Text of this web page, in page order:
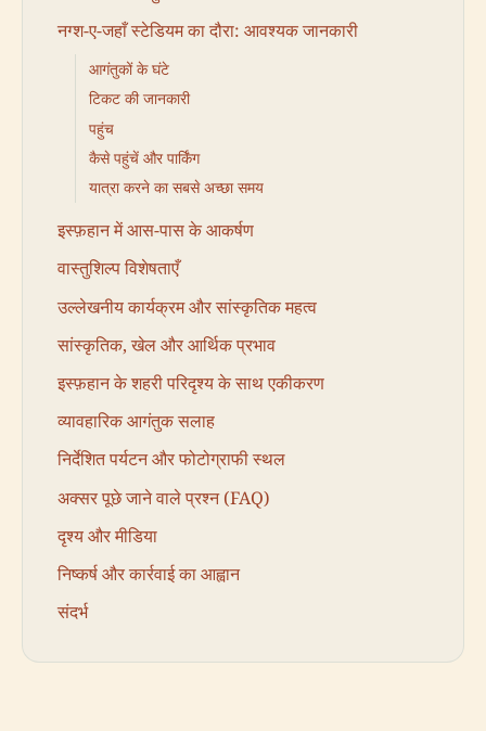
नग्श-ए-जहाँ स्टेडियम का दौरा: आवश्यक जानकारी
आगंतुकों के घंटे
टिकट की जानकारी
पहुंच
कैसे पहुंचें और पार्किंग
यात्रा करने का सबसे अच्छा समय
इस्फ़हान में आस-पास के आकर्षण
वास्तुशिल्प विशेषताएँ
उल्लेखनीय कार्यक्रम और सांस्कृतिक महत्व
सांस्कृतिक, खेल और आर्थिक प्रभाव
इस्फ़हान के शहरी परिदृश्य के साथ एकीकरण
व्यावहारिक आगंतुक सलाह
निर्देशित पर्यटन और फोटोग्राफी स्थल
अक्सर पूछे जाने वाले प्रश्न (FAQ)
दृश्य और मीडिया
निष्कर्ष और कार्रवाई का आह्वान
संदर्भ